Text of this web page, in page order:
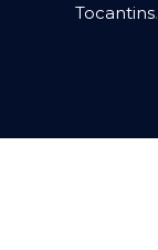
Tocantins.